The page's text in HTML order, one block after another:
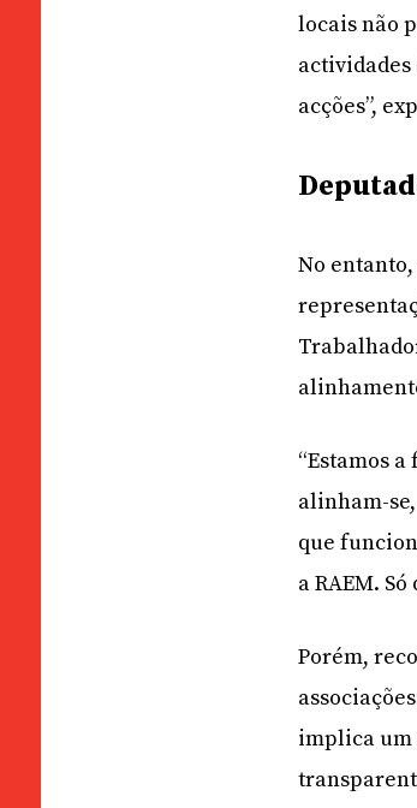
locais não
actividades
acções”,
No
“Estamos
alinham-
que
a RAEM.
Porém,
implica um